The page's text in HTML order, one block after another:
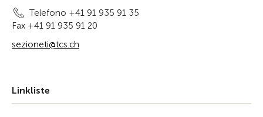
Telefono +41 91 935 91 35
Fax +41 91 935 91 20
sezioneti@tcs.ch
Linkliste